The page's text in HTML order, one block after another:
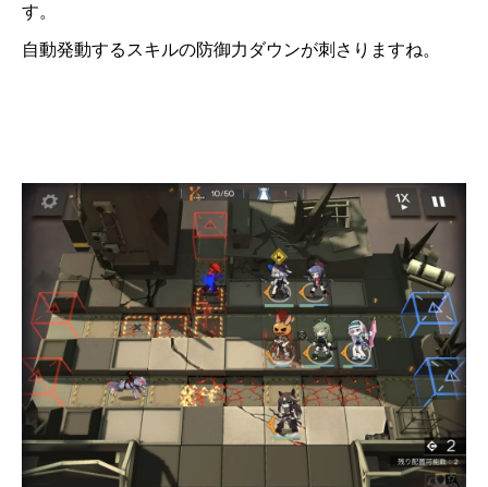
す。
自動発動するスキルの防御力ダウンが刺さりますね。